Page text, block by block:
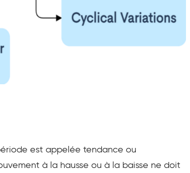
est appelée tendance ou
à la hausse ou à la baisse ne doit